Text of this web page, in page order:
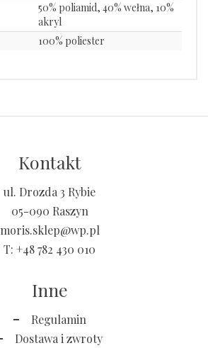
50% poliamid, 40% wełna, 10%
akryl
100% poliester
Kontakt
ul. Drozda 3 Rybie
05-090 Raszyn
moris.sklep@wp.pl
T: +48 782 430 010
Inne
Regulamin
Dostawa i zwroty